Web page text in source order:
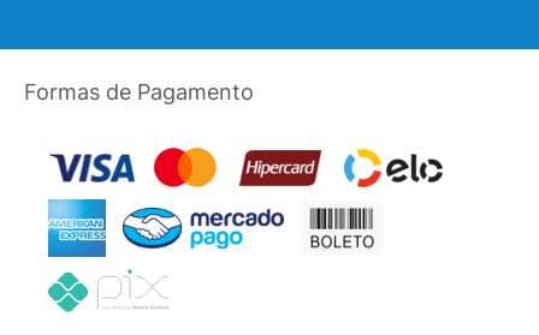
Formas de Pagamento